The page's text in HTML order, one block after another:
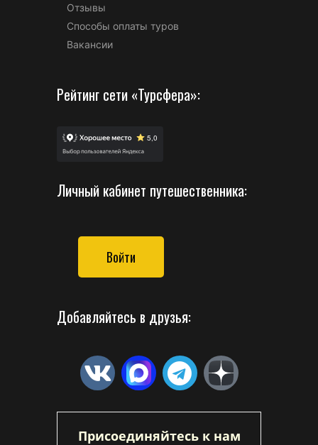
Отзывы
Способы оплаты туров
Вакансии
Рейтинг сети «Турсфера»:
Личный кабинет путешественника:
Войти
Добавляйтесь в друзья:
Присоединяйтесь к нам